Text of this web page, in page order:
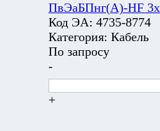
ПвЭаБПнг(А)-HF
Код ЭА: 4735-8774
Категория: Кабель
По запросу
-
+